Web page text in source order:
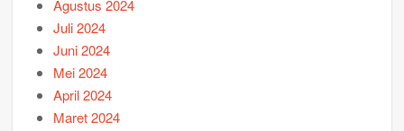
Agustus 2024
Juli 2024
Juni 2024
Mei 2024
April 2024
Maret 2024